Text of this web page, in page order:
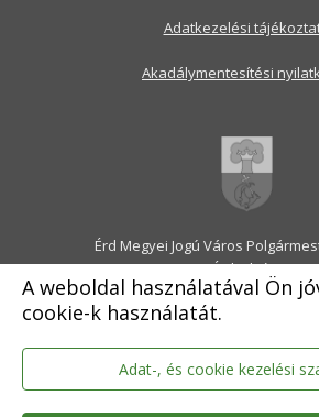
A weboldal használatával Ön
cookie-k használatát.
Adat-, és cookie kezelési
Érd Megyei Jogú Város
2030 Érd, Alsó utca 1.
Levélcím: 2031 Érd, Pf.:
E-mail:
Telefonközpont:06-23-
Ügyfélszolgálat:06-23-
Hivatali Kapu: ERDPH
KRID szám: 707189964
Adatkezelési
Akadálymentesítési